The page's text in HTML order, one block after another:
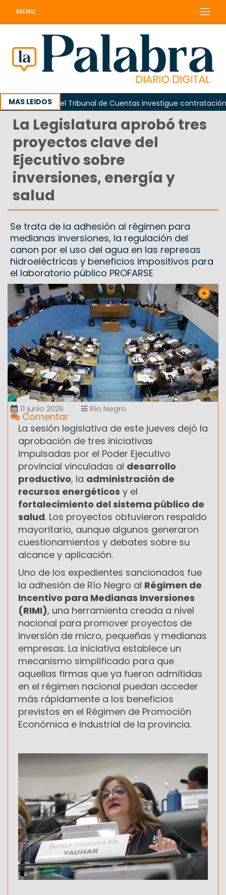
MENU
MAS LEIDOS
que el Tribunal de Cuentas investigue contratación de
La Legislatura aprobó tres
proyectos clave del
Ejecutivo sobre
inversiones, energía y
salud
Se trata de la adhesión al régimen para
medianas inversiones, la regulación del
canon por el uso del agua en las represas
hidroeléctricas y beneficios impositivos para
el laboratorio público PROFARSE
11 junio 2026 Río Negro
Comentar
La sesión legislativa de este jueves dejó la
aprobación de tres iniciativas
impulsadas por el Poder Ejecutivo
provincial vinculadas al desarrollo
productivo, la administración de
recursos energéticos y el
fortalecimiento del sistema público de
salud. Los proyectos obtuvieron respaldo
mayoritario, aunque algunos generaron
cuestionamientos y debates sobre su
alcance y aplicación.
Uno de los expedientes sancionados fue
la adhesión de Río Negro al Régimen de
Incentivo para Medianas Inversiones
(RIMI), una herramienta creada a nivel
nacional para promover proyectos de
inversión de micro, pequeñas y medianas
empresas. La iniciativa establece un
mecanismo simplificado para que
aquellas firmas que ya fueron admitidas
en el régimen nacional puedan acceder
más rápidamente a los beneficios
previstos en el Régimen de Promoción
Económica e Industrial de la provincia.